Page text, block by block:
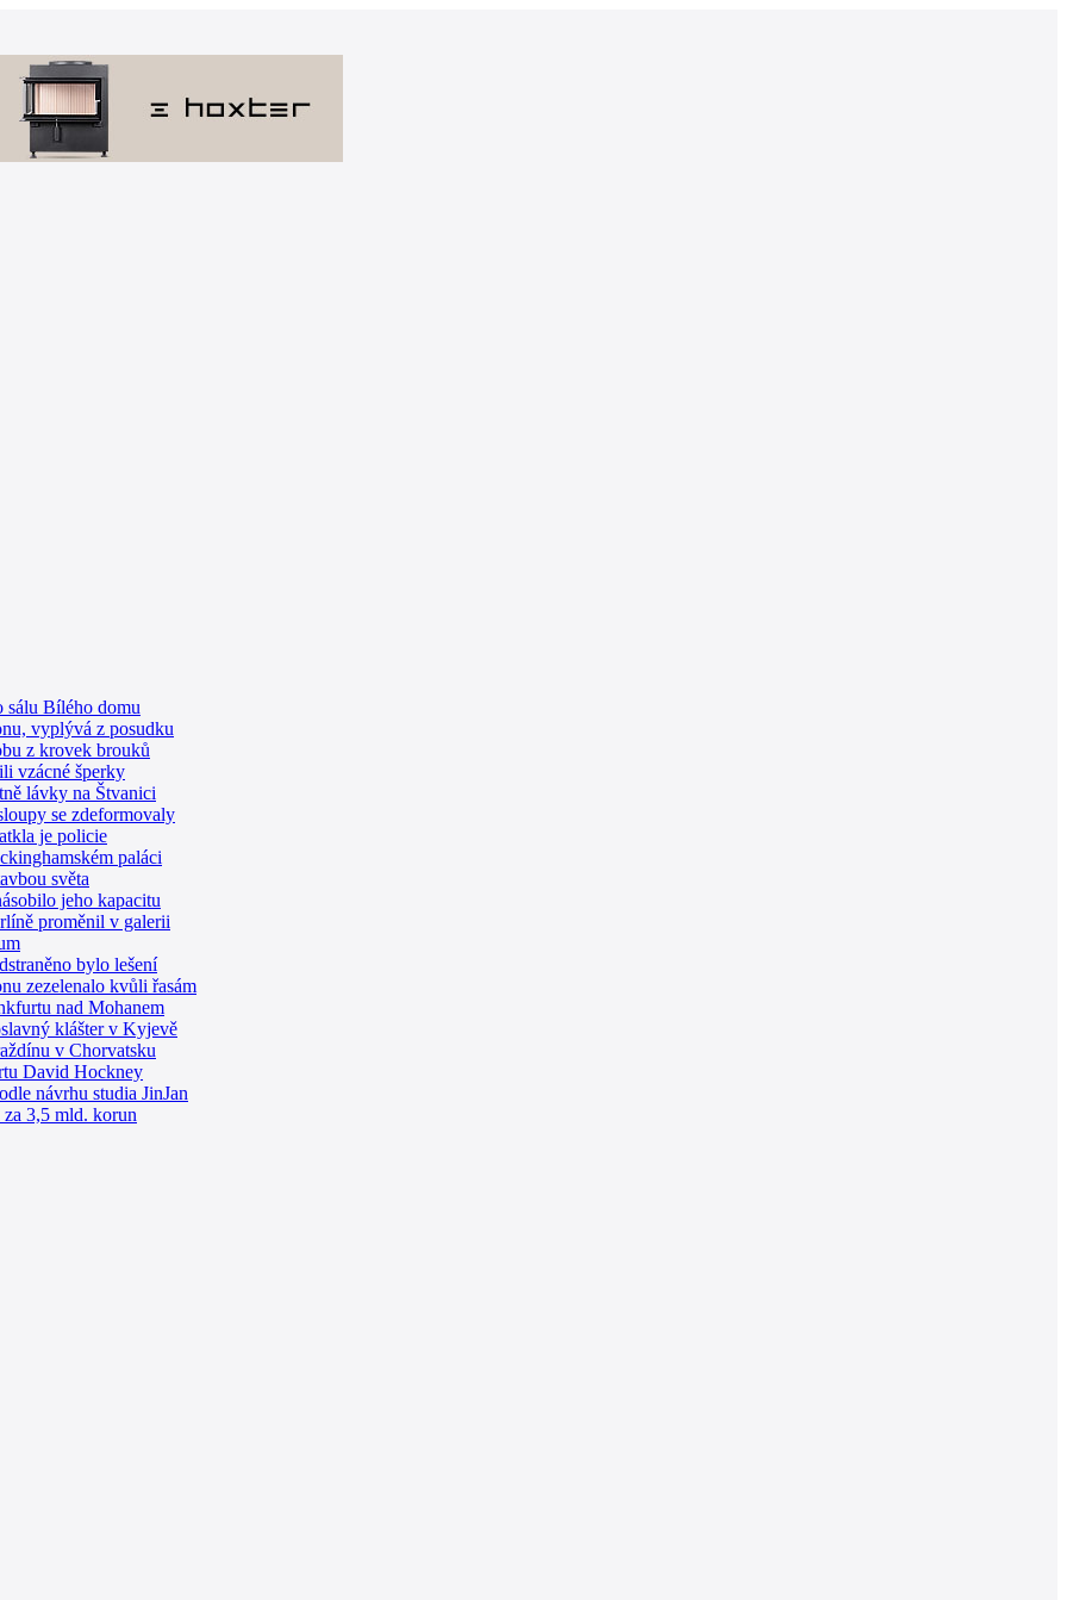
sálu Bílého domu
vyplývá z posudku
z krovek brouků
vzácné šperky
lávky na Štvanici
se zdeformovaly
je policie
paláci
světa
jeho kapacitu
proměnil v galerii
bylo lešení
zezelenalo kvůli řasám
nad Mohanem
klášter v Kyjevě
v Chorvatsku
David Hockney
návrhu studia JinJan
3,5 mld. korun